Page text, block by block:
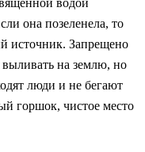
она позеленела, то
источник. Запрещено
на землю, но
люди и не бегают
горшок, чистое место